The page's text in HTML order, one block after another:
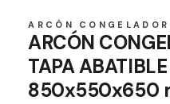
ARCÓN CONGELADOR
ARCÓN
TAPA
850x550x650